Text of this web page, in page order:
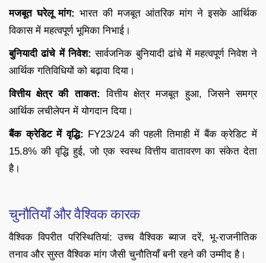
मजबूत घरेलू मांग: भारत की मजबूत आंतरिक मांग ने इसके आर्थिक
विकास में महत्वपूर्ण भूमिका निभाई।
बुनियादी ढांचे में निवेश: सार्वजनिक बुनियादी ढांचे में महत्वपूर्ण निवेश ने
आर्थिक गतिविधियों को बढ़ावा दिया।
वित्तीय क्षेत्र की ताकत: वित्तीय क्षेत्र मजबूत हुआ, जिसने समग्र
आर्थिक लचीलेपन में योगदान दिया।
बैंक क्रेडिट में वृद्धि: FY23/24 की पहली तिमाही में बैंक क्रेडिट में
15.8% की वृद्धि हुई, जो एक स्वस्थ वित्तीय वातावरण का संकेत देता
है।
चुनौतियाँ और वैश्विक कारक
वैश्विक विपरीत परिस्थितियां: उच्च वैश्विक ब्याज दरें, भू-राजनीतिक
तनाव और सुस्त वैश्विक मांग जैसी चुनौतियाँ बनी रहने की उम्मीद है।